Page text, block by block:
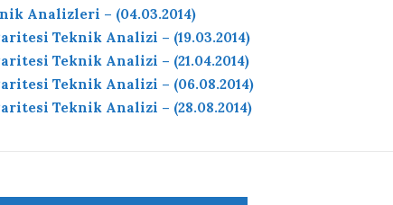
Analizleri – (04.03.2014)
Teknik Analizi – (19.03.2014)
Teknik Analizi – (21.04.2014)
Teknik Analizi – (06.08.2014)
Teknik Analizi – (28.08.2014)